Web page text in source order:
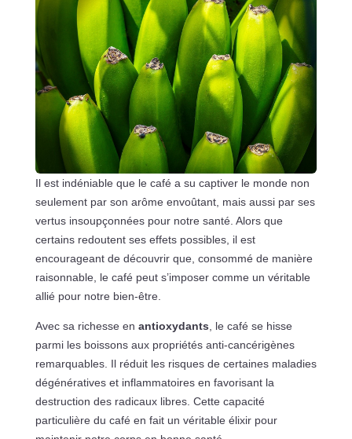
Il est indéniable que le café a su captiver le monde non
seulement par son arôme envoûtant, mais aussi par ses
vertus insoupçonnées pour notre santé. Alors que
certains redoutent ses effets possibles, il est
encourageant de découvrir que, consommé de manière
raisonnable, le café peut s’imposer comme un véritable
allié pour notre bien-être.
Avec sa richesse en antioxydants , le café se hisse
parmi les boissons aux propriétés anti-cancérigènes
remarquables. Il réduit les risques de certaines maladies
dégénératives et inflammatoires en favorisant la
destruction des radicaux libres. Cette capacité
particulière du café en fait un véritable élixir pour